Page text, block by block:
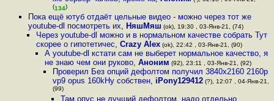
(134)
Пока ещё ютуб отдаёт цельные видео - можно через тот же
youtube-dl посмотреть их, НяшМяш (ok), 19:30 , 03-Янв-21, (74)
Через youtube-dl можно и в нормальном качестве собрать Тут
скорее о гипотетичес,Crazy Alex (ok), 22:42 , 03-Янв-21, (90)
А youtube-dl кстати сам не выберет нормальное качество, я
не знаю чем они руково, Аноним (92), 23:11 , 03-Янв-21, (92)
Проверил Без опций дефолтом получил 3840x2160 2160p
vp9 opus 160kНу собствен, iPony129412(?), 12:07 , 04-Янв-21,
(99)
Там опус не лучший дефолтом, надо отдельно